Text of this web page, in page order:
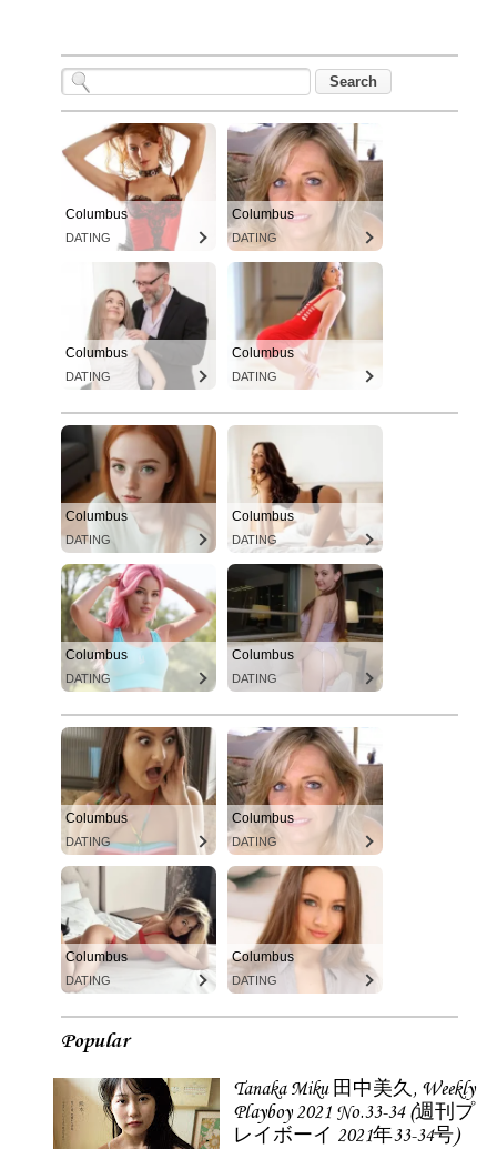
Columbus
DATING
Columbus
DATING
Columbus
DATING
Columbus
DATING
Columbus
DATING
Columbus
DATING
Columbus
DATING
Columbus
DATING
Columbus
DATING
Columbus
DATING
Columbus
DATING
Columbus
DATING
Popular
Tanaka Miku 田中美久, Weekly
Playboy 2021 No.33-34 (週刊プ
レイボーイ 2021年33-34号)